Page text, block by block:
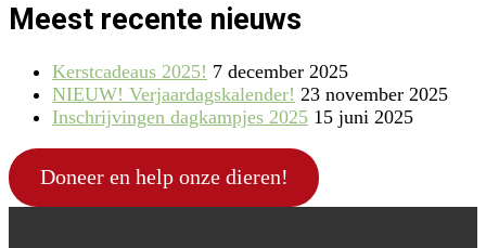
Meest recente nieuws
Kerstcadeaus 2025! 7 december 2025
NIEUW! Verjaardagskalender! 23 november 2025
Inschrijvingen dagkampjes 2025 15 juni 2025
Doneer en help onze dieren!